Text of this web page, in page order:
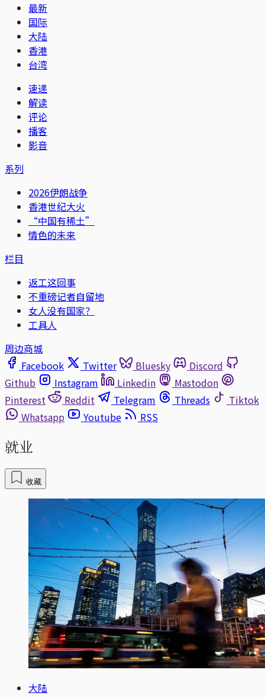
最新
国际
大陆
香港
台湾
速递
解读
评论
播客
影音
系列
2026伊朗战争
香港世纪大火
“中国有稀土”
情色的未来
栏目
返工这回事
不重磅记者自留地
女人没有国家？
工具人
周边商城
Facebook
Twitter Bluesky
Discord
Github
Instagram Linkedin
Mastodon
Pinterest
Reddit Telegram Threads
Tiktok
Whatsapp
Youtube RSS
就业
收藏
大陆